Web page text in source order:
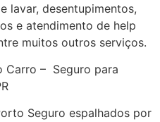
lavar, desentupimentos,
e atendimento de help
muitos outros serviços.
Carro – Seguro para
Seguro espalhados por